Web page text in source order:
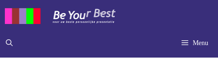
inhoud
Menu